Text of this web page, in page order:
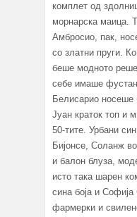
комплет од
морнарска маица.
Амбросио, пак,
со златни пруги.
беше модното
себе имаше
Белисарио
Јуан краток топ и
50-тите. Урбани
Бијонсе, Соланж
и балон блуза,
исто така шарен
сина боја и
фармерки и